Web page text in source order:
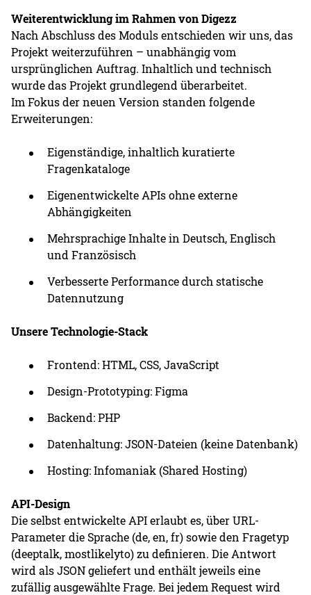
Weiterentwicklung im Rahmen von Digezz
Nach Abschluss des Moduls entschieden wir uns, das
Projekt weiterzuführen – unabhängig vom
ursprünglichen Auftrag. Inhaltlich und technisch
wurde das Projekt grundlegend überarbeitet.
Im Fokus der neuen Version standen folgende
Erweiterungen:
Eigenständige, inhaltlich kuratierte
Fragenkataloge
Eigenentwickelte APIs ohne externe
Abhängigkeiten
Mehrsprachige Inhalte in Deutsch, Englisch
und Französisch
Verbesserte Performance durch statische
Datennutzung
UnsereTechnologie-Stack
Frontend: HTML, CSS, JavaScript
Design-Prototyping: Figma
Backend: PHP
Datenhaltung: JSON-Dateien (keine Datenbank)
Hosting: Infomaniak (Shared Hosting)
API-Design
Die selbst entwickelte API erlaubt es, über URL-
Parameter die Sprache (de, en, fr) sowie den Fragetyp
(deeptalk, mostlikelyto) zu definieren. Die Antwort
wird als JSON geliefert und enthält jeweils eine
zufällig ausgewählte Frage. Bei jedem Request wird